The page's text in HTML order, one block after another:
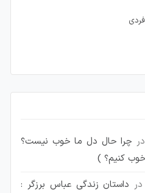
در چرا حال دل ما خوب نیست؟
کنیم؟ )
در داستان زندگی عباس برزگر :